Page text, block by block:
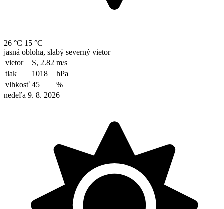
26 °C 15 °C
jasná obloha, slabý severný vietor
vietor
S, 2.82 m/s
tlak
1018
hPa
vlhkosť 45
%
nedeľa 9. 8. 2026